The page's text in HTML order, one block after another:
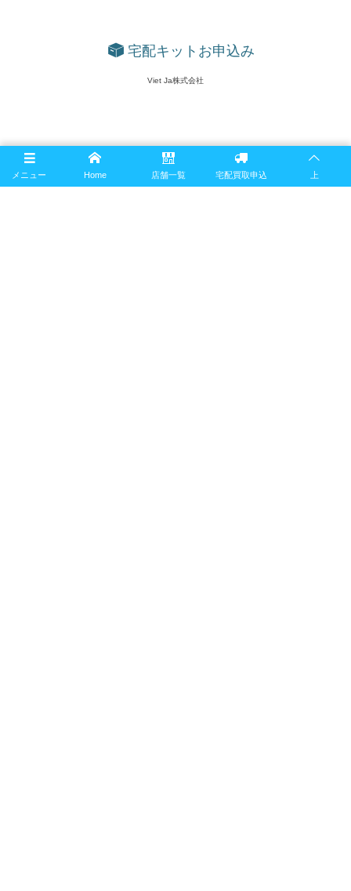
宅配キットお申込み
Viet Ja株式会社
メニュー Home 店舗一覧 宅配買取申込 上